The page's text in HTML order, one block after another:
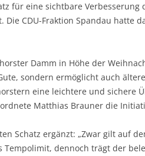
für eine sichtbare Verbesserung
Die CDU-Fraktion Spandau hatte
Damm in Höhe der
sondern ermöglicht auch
eine leichtere und sichere
Matthias Brauner die
Schatz ergänzt: „Zwar gilt auf
Tempolimit, dennoch trägt der